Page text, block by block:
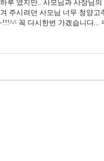
루 였지만.. 사모님과 사장님
주시려던 사모님 너무 청양
꼭 다시한번 가겠습니다